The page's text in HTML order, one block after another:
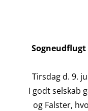
Sogneudflugt
Tirsdag d. 9.
I godt selskab
og Falster,